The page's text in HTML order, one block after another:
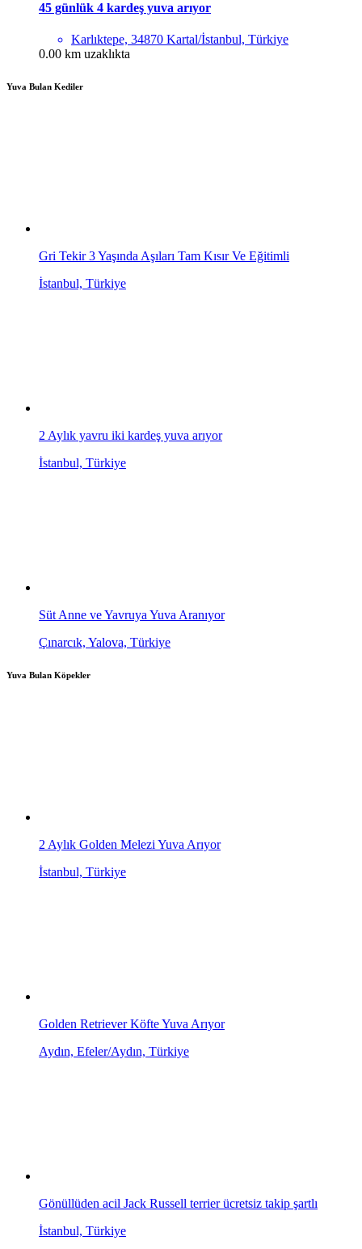
45 günlük 4 kardeş yuva arıyor
Karlıktepe, 34870 Kartal/İstanbul, Türkiye
0.00 km uzaklıkta
Yuva Bulan Kediler
Gri Tekir 3 Yaşında Aşıları Tam Kısır Ve Eğitimli
İstanbul, Türkiye
2 Aylık yavru iki kardeş yuva arıyor
İstanbul, Türkiye
Süt Anne ve Yavruya Yuva Aranıyor
Çınarcık, Yalova, Türkiye
Yuva Bulan Köpekler
2 Aylık Golden Melezi Yuva Arıyor
İstanbul, Türkiye
Golden Retriever Köfte Yuva Arıyor
Aydın, Efeler/Aydın, Türkiye
Gönüllüden acil Jack Russell terrier ücretsiz takip şartlı
İstanbul, Türkiye